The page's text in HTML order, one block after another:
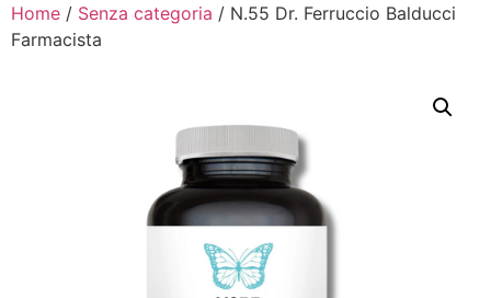
Home / Senza categoria / N.55 Dr. Ferruccio Balducci
Farmacista